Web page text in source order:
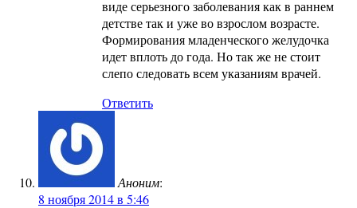
виде серьезного заболевания как в раннем
детстве так и уже во взрослом возрасте.
Формирования младенческого желудочка
идет вплоть до года. Но так же не стоит
слепо следовать всем указаниям врачей.
Ответить
Аноним:
8 ноября 2014 в 5:46